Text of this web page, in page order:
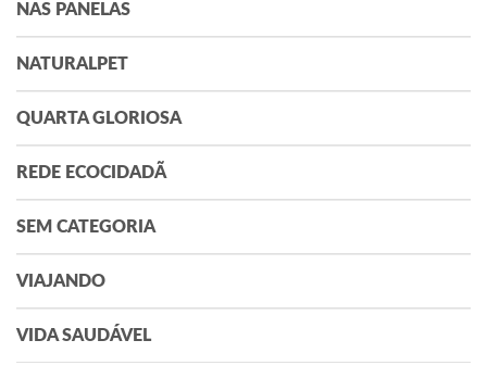
NAS PANELAS
NATURALPET
QUARTA GLORIOSA
REDE ECOCIDADÃ
SEM CATEGORIA
VIAJANDO
VIDA SAUDÁVEL